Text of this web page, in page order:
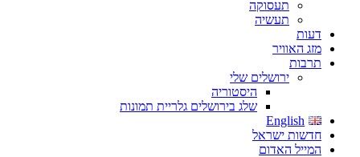
תעסוקה
תעשיה
דעות
מזג האוויר
תרבות
ירושלים שלי
היסטוריה
שלג בירושלים גלריית תמונות
English
חדשות ישראל
המייל האדום